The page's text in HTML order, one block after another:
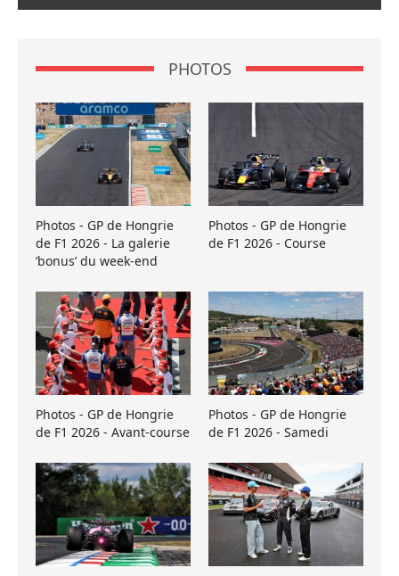
PHOTOS
Photos - GP de Hongrie
de F1 2026 - La galerie
’bonus’ du week-end
Photos - GP de Hongrie
de F1 2026 - Course
Photos - GP de Hongrie
de F1 2026 - Avant-course
Photos - GP de Hongrie
de F1 2026 - Samedi